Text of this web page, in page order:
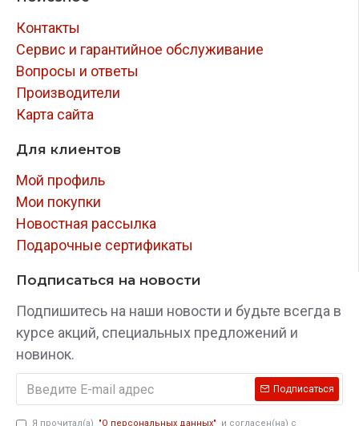
Контакты
Сервис и гарантийное обслуживание
Вопросы и ответы
Производители
Карта сайта
Для клиентов
Мой профиль
Мои покупки
Новостная рассылка
Подарочные сертификаты
Подписаться на новости
Подпишитесь на наши новости и будьте всегда в
курсе акций, специальных предложений и
новинок.
Подписаться
Я прочитал(а) "О персональных данных" и согласен(на) с